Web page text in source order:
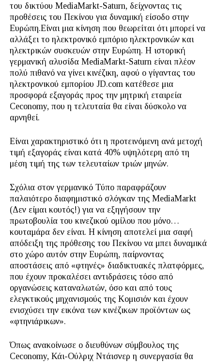
του δικτύου MediaMarkt-Saturn, δείχνοντας τις
προθέσεις του Πεκίνου για δυναμική είσοδο στην
Ευρώπη.Είναι μια κίνηση που θεωρείται ότι μπορεί να
αλλάξει το ηλεκτρονικό εμπόριο ηλεκτρονικών και
ηλεκτρικών συσκευών στην Ευρώπη. Η ιστορική
γερμανική αλυσίδα MediaMarkt-Saturn είναι πλέον
πολύ πιθανό να γίνει κινέζικη, αφού ο γίγαντας του
ηλεκτρονικού εμπορίου JD.com κατέθεσε μια
προσφορά εξαγοράς προς την μητρική εταιρεία
Ceconomy, που η τελευταία θα είναι δύσκολο να
αρνηθεί.
Είναι χαρακτηριστικό ότι η προτεινόμενη ανά μετοχή
τιμή εξαγοράς είναι κατά 40% υψηλότερη από τη
μέση τιμή της των τελευταίων τριών μηνών.
Σχόλια στον γερμανικό Τύπο παραφράζουν
παλαιότερο διαφημιστικό σλόγκαν της MediaMarkt
(Δεν είμαι κουτός!) για να εξηγήσουν την
πρωτοβουλία του κινεζικού ομίλου που μόνο…
κουταμάρα δεν είναι. Η κίνηση αποτελεί μια σαφή
απόδειξη της πρόθεσης του Πεκίνου να μπει δυναμικά
στο χώρο αυτόν στην Ευρώπη, παίρνοντας
αποστάσεις από «φτηνές» διαδικτυακές πλατφόρμες,
που έχουν προκαλέσει αντιδράσεις τόσο από
οργανώσεις καταναλωτών, όσο και από τους
ελεγκτικούς μηχανισμούς της Κομισιόν και έχουν
ενισχύσει την εικόνα των κινέζικων προϊόντων ως
«φτηνιάρικων».
Όπως ανακοίνωσε ο διευθύνων σύμβουλος της
Ceconomy, Κάι-Ούλριχ Ντάισνερ η συνεργασία θα